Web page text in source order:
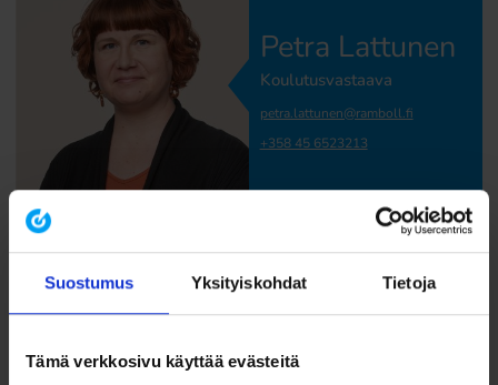
Suostumus Yksityiskohdat Tietoja
Tämä verkkosivu käyttää evästeitä
Petra Lattunen
Koulutusvastaava
petra.lattunen@ramboll.fi
+358 45 6523213